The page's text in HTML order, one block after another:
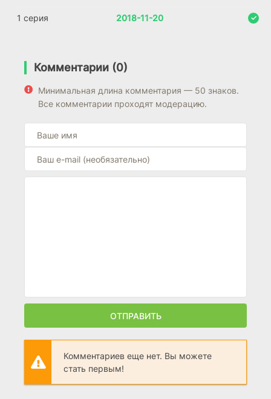
1 серия 2018-11-20
Комментарии (0)
Минимальная длина комментария — 50 знаков.
Все комментарии проходят модерацию.
ОТПРАВИТЬ
Комментариев еще нет. Вы можете
стать первым!